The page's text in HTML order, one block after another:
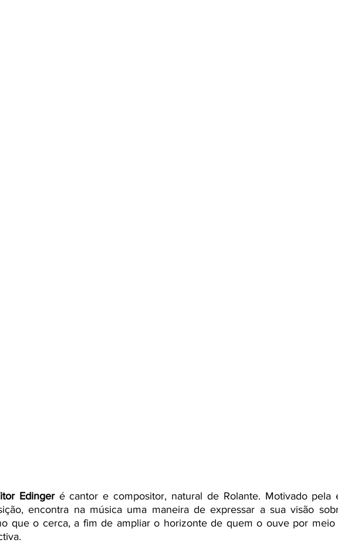
Edinger é cantor e compositor, natural de Rolante. Motivado pela
encontra na música uma maneira de expressar a sua visão
que o cerca, a fim de ampliar o horizonte de quem o ouve por meio